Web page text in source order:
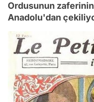
Ordusunun
Anadolu'dan